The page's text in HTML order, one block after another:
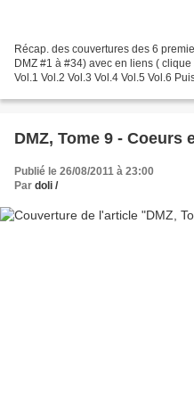
Récap. des couvertures des 6
DMZ #1 à #34) avec en liens (
Vol.1 Vol.2 Vol.3 Vol.4 Vol.5 Vol.6
DMZ, Tome 9 - Coeurs
Publié le 26/08/2011 à 23:00
Par doli /